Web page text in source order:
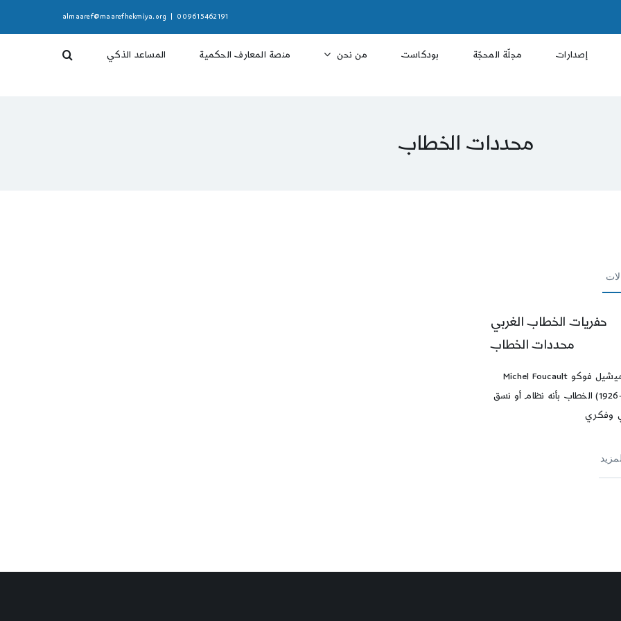
009615462191
almaaref@maarefhekmiya.org
إصدارات مجلّة المحجّة بودكاست من نحن منصة المعارف الحكمية المساعد الذكي
محددات الخطاب
حفريات الخطاب الغربي
محددات الخطاب
عرّف ميشيل فوكو Michel Foucault
(1926-1984) الخطاب بأنه نظام أو نسق
وفكري